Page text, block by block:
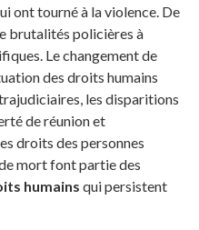
ont tourné à la violence. De
brutalités policières à
Le changement de
des droits humains
les disparitions
de réunion et
droits des personnes
mort font partie des
humains qui persistent